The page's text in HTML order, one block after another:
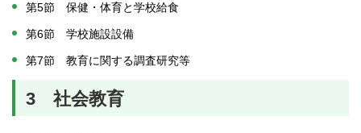
第5節 保健・体育と学校給食
第6節 学校施設設備
第7節 教育に関する調査研究等
3 社会教育